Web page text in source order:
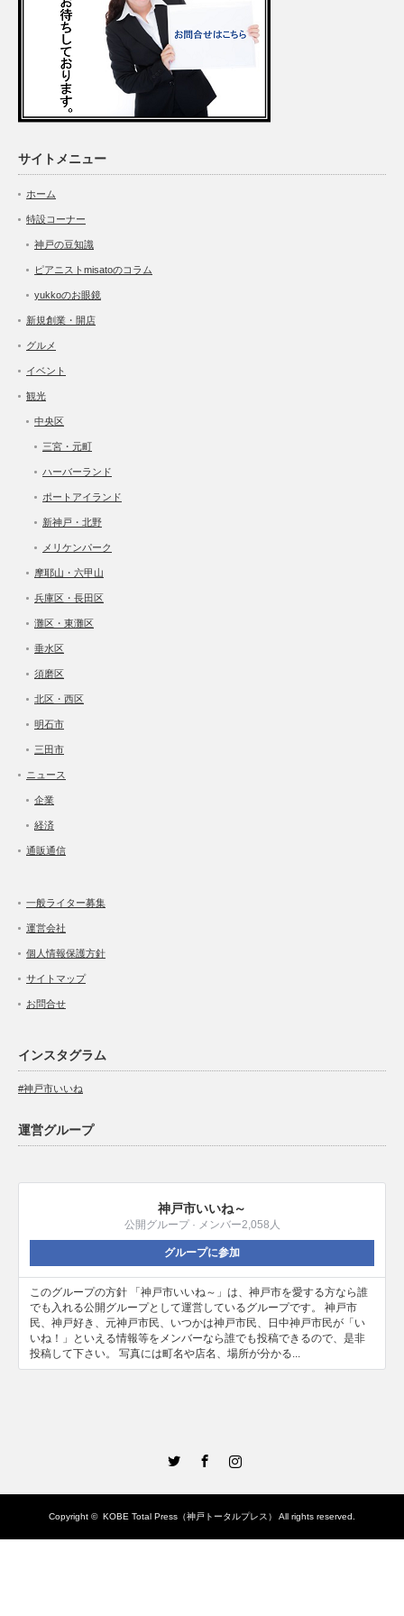
サイトメニュー
ホーム
特設コーナー
神戸の豆知識
ピアニストmisatoのコラム
yukkoのお眼鏡
新規創業・開店
グルメ
イベント
観光
中央区
三宮・元町
ハーバーランド
ポートアイランド
新神戸・北野
メリケンパーク
摩耶山・六甲山
兵庫区・長田区
灘区・東灘区
垂水区
須磨区
北区・西区
明石市
三田市
ニュース
企業
経済
通販通信
一般ライター募集
運営会社
個人情報保護方針
サイトマップ
お問合せ
インスタグラム
#神戸市いいね
運営グループ
神戸市いいね～
公開グループ · メンバー2,058人
グループに参加
このグループの方針 「神戸市いいね～」は、神戸市を愛する方なら誰
でも入れる公開グループとして運営しているグループです。 神戸市
民、神戸好き、元神戸市民、いつかは神戸市民、日中神戸市民が「い
いね！」といえる情報等をメンバーなら誰でも投稿できるので、是非
投稿して下さい。 写真には町名や店名、場所が分かる...
Copyright © KOBE Total Press（神戸トータルプレス） All rights reserved.